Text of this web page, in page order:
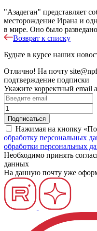
"Азадеган" представляет
месторождение Ирана и
в мире. Оно было
Возврат к списку
Будьте в курсе наших
Отлично! На почту
подтверждение подписки
Укажите корректный email
Нажимая на кнопку
обработку персональных
обработки персональных
Необходимо принять
данных
На данную почту уже